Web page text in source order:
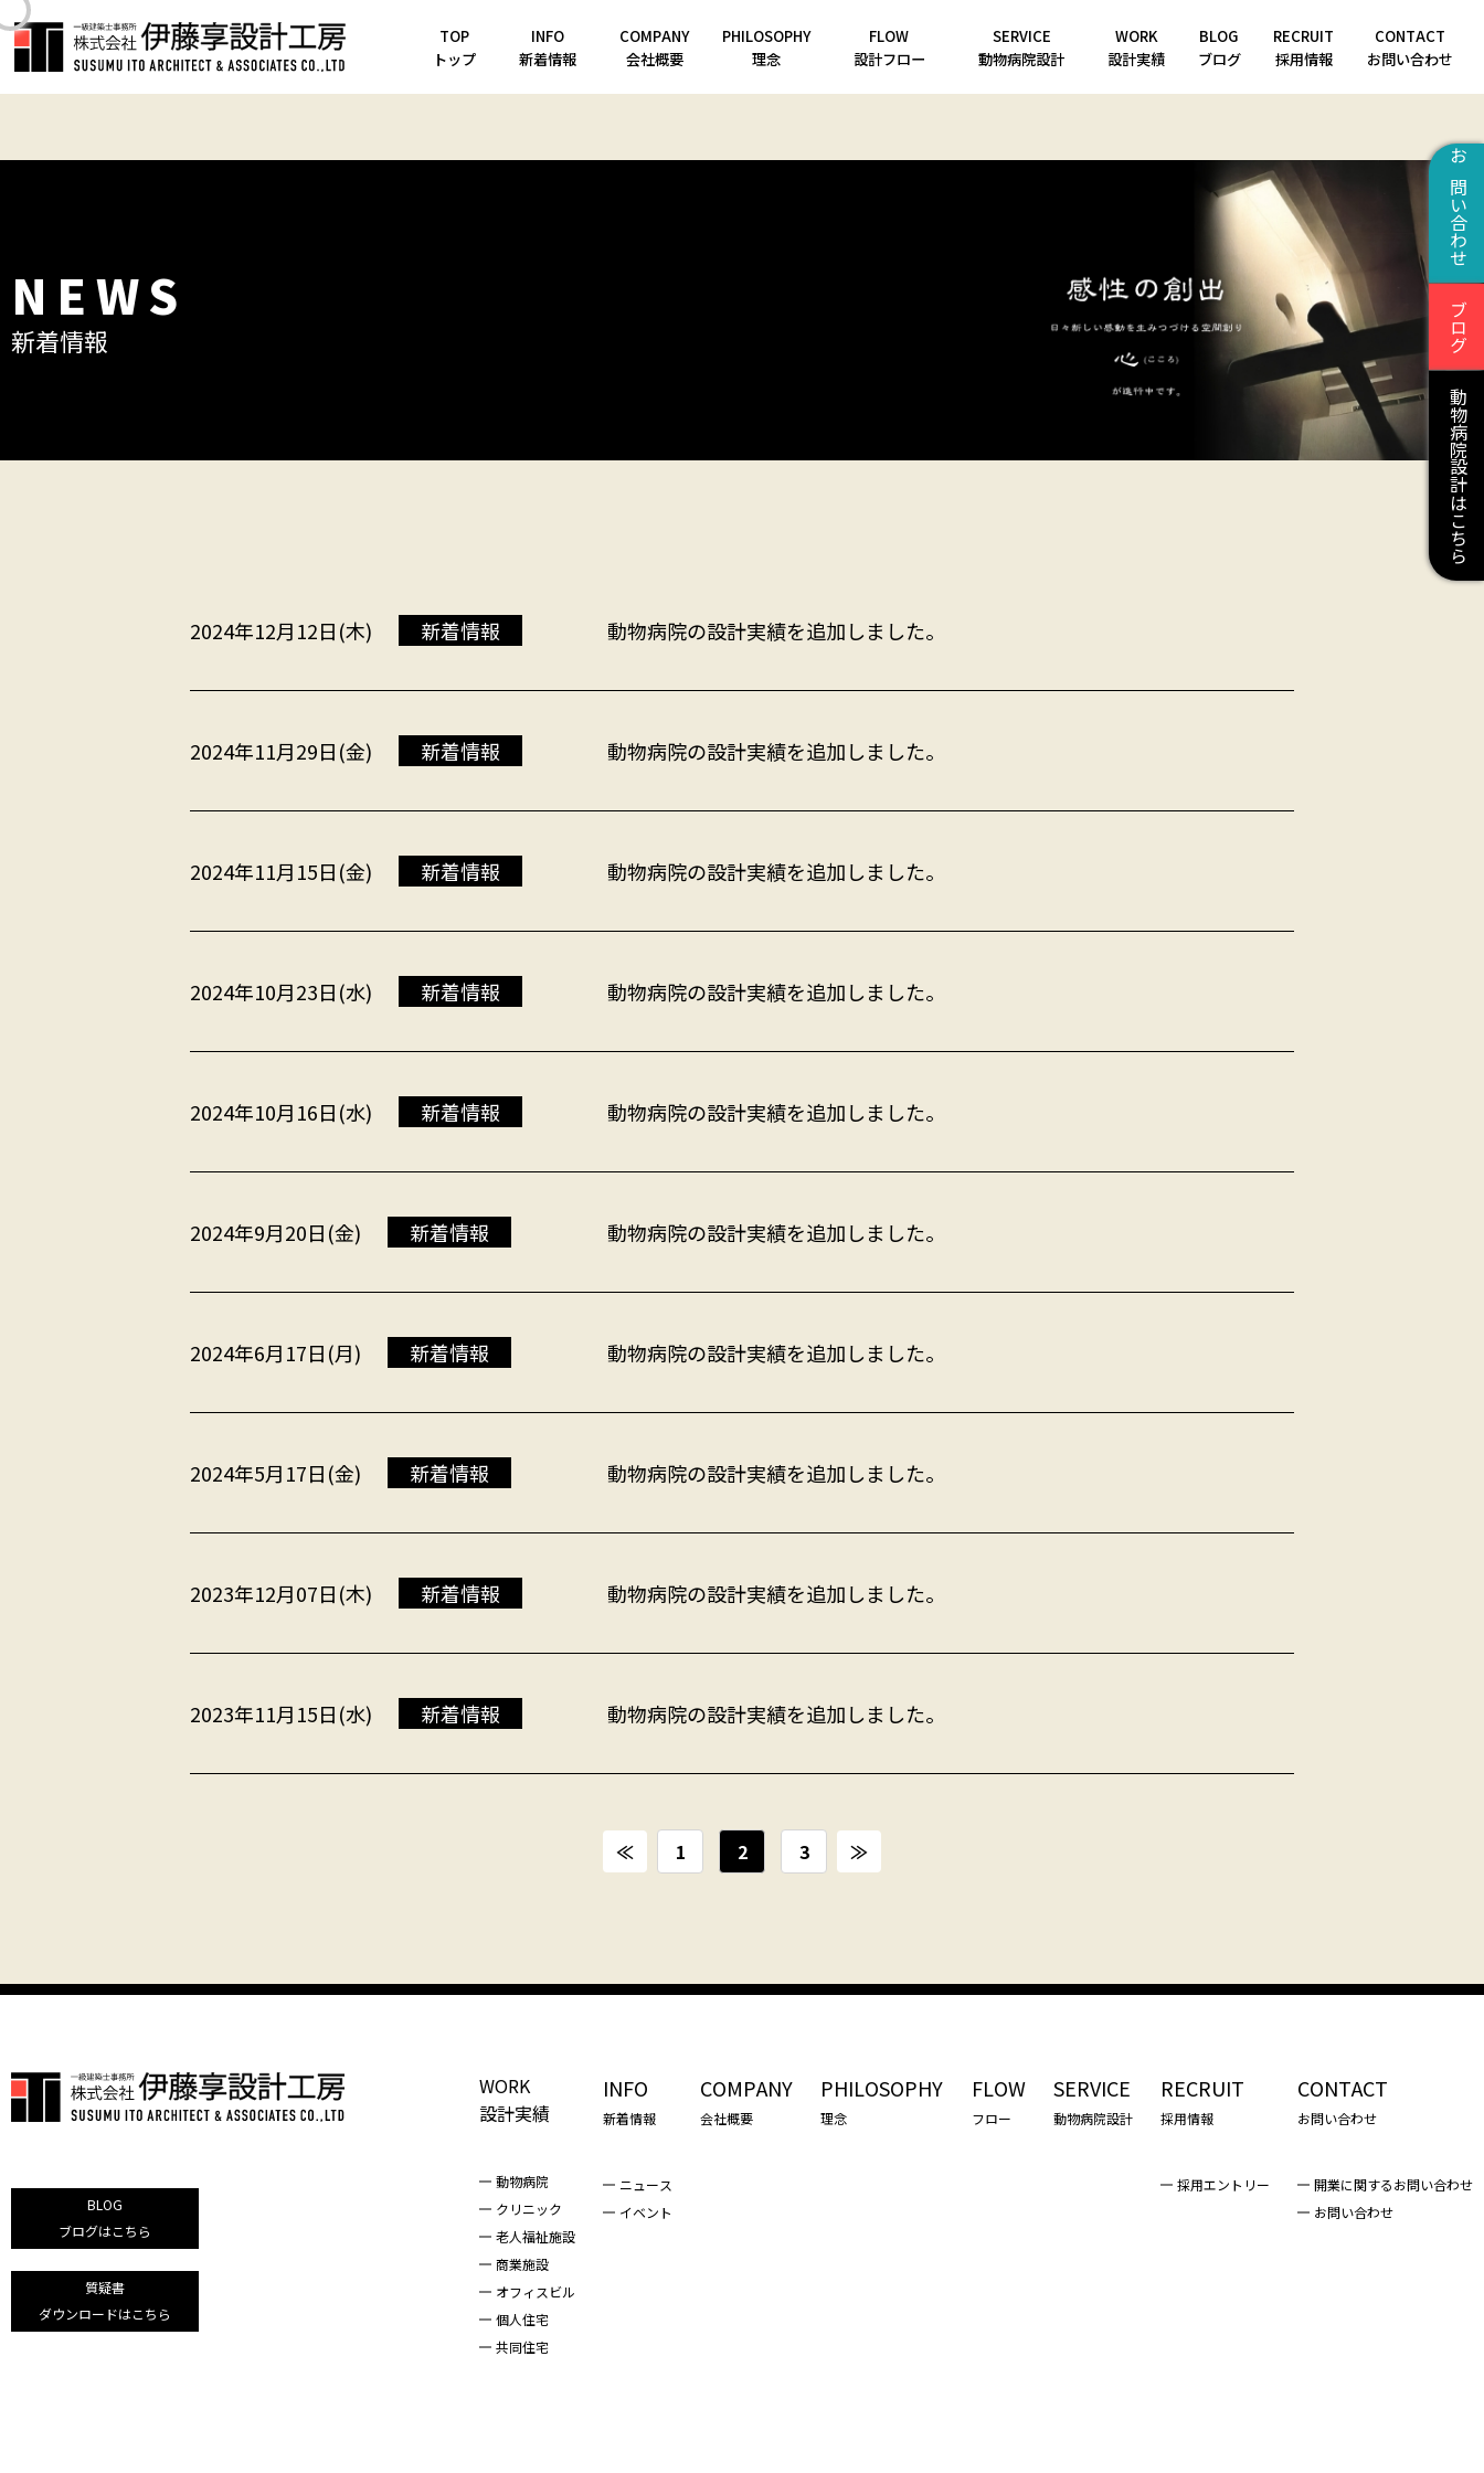
TOP
トップ
INFO
新着情報
COMPANY
会社概要
PHILOSOPHY
理念
FLOW
設計フロー
SERVICE
動物病院設計
WORK
設計実績
BLOG
ブログ
RECRUIT
採用情報
CONTACT
お問い合わせ
お問い合わせ
ブログ
動物病院設計はこちら
TOP
新着情報
NEWS
新着情報
2024年12月12日(木) 新着情報 動物病院の設計実績を追加しました。
2024年11月29日(金) 新着情報 動物病院の設計実績を追加しました。
2024年11月15日(金) 新着情報 動物病院の設計実績を追加しました。
2024年10月23日(水) 新着情報 動物病院の設計実績を追加しました。
2024年10月16日(水) 新着情報 動物病院の設計実績を追加しました。
2024年9月20日(金) 新着情報 動物病院の設計実績を追加しました。
2024年6月17日(月) 新着情報 動物病院の設計実績を追加しました。
2024年5月17日(金) 新着情報 動物病院の設計実績を追加しました。
2023年12月07日(木) 新着情報 動物病院の設計実績を追加しました。
2023年11月15日(水) 新着情報 動物病院の設計実績を追加しました。
≪ 1 2 3 ≫
BLOG
ブログはこちら
質疑書
ダウンロードはこちら
WORK
設計実績
動物病院
クリニック
老人福祉施設
商業施設
オフィスビル
個人住宅
共同住宅
INFO
新着情報
ニュース
イベント
COMPANY
会社概要
PHILOSOPHY
理念
FLOW
フロー
SERVICE
動物病院設計
RECRUIT
採用情報
採用エントリー
CONTACT
お問い合わせ
開業に関するお問い合わせ
お問い合わせ